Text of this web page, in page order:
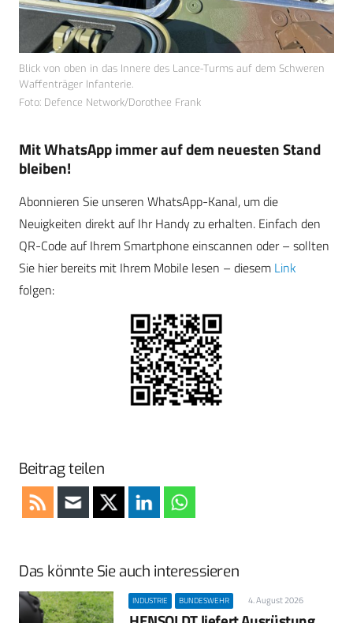
Blick von oben in das Innere des Lance-Turms auf dem Schweren
Waffenträger Infanterie.
Foto: Defence Network/Dorothee Frank
Mit WhatsApp immer auf dem neuesten Stand
bleiben!
Abonnieren Sie unseren WhatsApp-Kanal, um die
Neuigkeiten direkt auf Ihr Handy zu erhalten. Einfach den
QR-Code auf Ihrem Smartphone einscannen oder – sollten
Sie hier bereits mit Ihrem Mobile lesen – diesem Link
folgen:
Beitrag teilen
Das könnte Sie auch interessieren
INDUSTRIE BUNDESWEHR 4. August 2026